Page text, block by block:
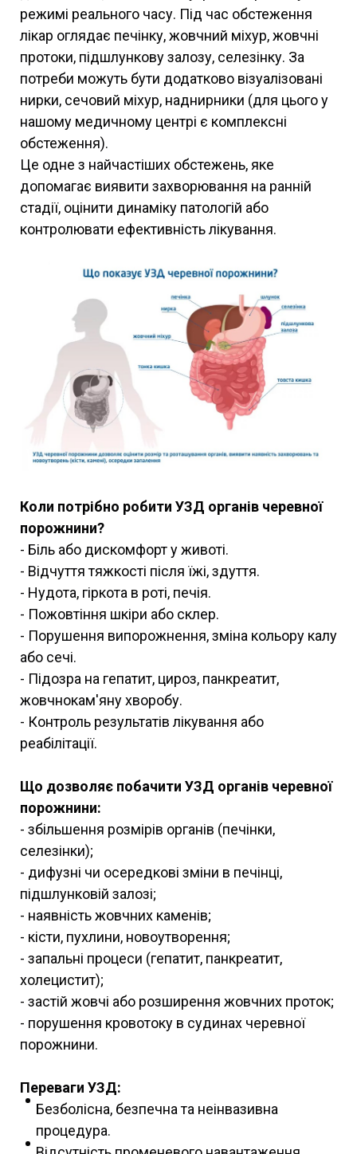
режимі реального часу. Під час обстеження
лікар оглядає печінку, жовчний міхур, жовчні
протоки, підшлункову залозу, селезінку. За
потреби можуть бути додатково візуалізовані
нирки, сечовий міхур, наднирники (для цього у
нашому медичному центрі є комплексні
обстеження).
Це одне з найчастіших обстежень, яке
допомагає виявити захворювання на ранній
стадії, оцінити динаміку патологій або
контролювати ефективність лікування.
Коли потрібно робити УЗД органів черевної
порожнини?
- Біль або дискомфорт у животі.
- Відчуття тяжкості після їжі, здуття.
- Нудота, гіркота в роті, печія.
- Пожовтіння шкіри або склер.
- Порушення випорожнення, зміна кольору калу
або сечі.
- Підозра на гепатит, цироз, панкреатит,
жовчнокам'яну хворобу.
- Контроль результатів лікування або
реабілітації.
Що дозволяє побачити УЗД органів черевної
порожнини:
- збільшення розмірів органів (печінки,
селезінки);
- дифузні чи осередкові зміни в печінці,
підшлунковій залозі;
- наявність жовчних каменів;
- кісти, пухлини, новоутворення;
- запальні процеси (гепатит, панкреатит,
холецистит);
- застій жовчі або розширення жовчних проток;
- порушення кровотоку в судинах черевної
порожнини.
Переваги УЗД:
Безболісна, безпечна та неінвазивна
процедура.